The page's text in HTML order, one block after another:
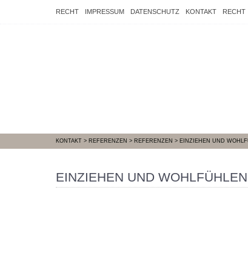
RECHT IMPRESSUM DATENSCHUTZ KONTAKT RECHT
KONTAKT > REFERENZEN > REFERENZEN > EINZIEHEN UND
EINZIEHEN UND